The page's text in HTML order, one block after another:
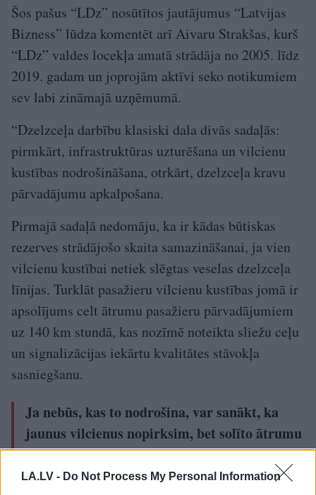
LA.LV - Do Not Process My Personal Information
Šos pašus “LDz” nosūtītos jautājumus “Latvijas
Bizness” lūdza komentēt arī Aivaru Strakšas, kurš
“LDz” valdes locekļa amatā strādāja no 2005. līdz
2019. gadam un joprojām aktīvi seko notikumiem
sev labi zināmajā uzņēmumā.
“Dzelzceļa darbību klasiski dala divās sadaļās:
pirmkārt, infrastruktūras uzturēšana un vilcienu
kustības nodrošināšana, otrkārt, dzelzceļa kravu
pārvadājumu apkalpošana.
Pirmajā sadaļā nedomāju, ka ir kādas būtiskas
rezerves strādājošo skaita samazināšanai, ja vien
vilcienu kustībai netiek slēgtas veselas dzelzceļa
līnijas. Turklāt pasažieru vilcienu kustības jomā ir
apsolījums celt ātrumu pasažieru pārvadājumiem
uz 140 km stundā, kas nozīmē noteikta sliežu ceļu
un signalizācijas iekārtu kvalitātes stāvokļa
sasniegšanu.
Ja nebūs, kas to nodrošina, var sanākt, ka
jaunus vilcienus nopirksim, bet solīto ātrumu
nodrošināt nevarēs,” saka Aivars Strakšas.